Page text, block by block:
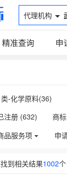
代理机构
精准查询 申
-化学原料(36)
-手工器械(
类-橡胶制品(
类-广告销售(142)
注册 (632) 商
品服务项 申
到相关结果1002个